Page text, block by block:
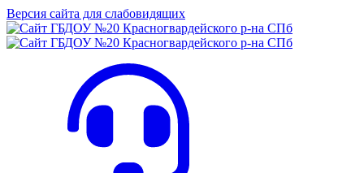
Версия сайта для слабовидящих